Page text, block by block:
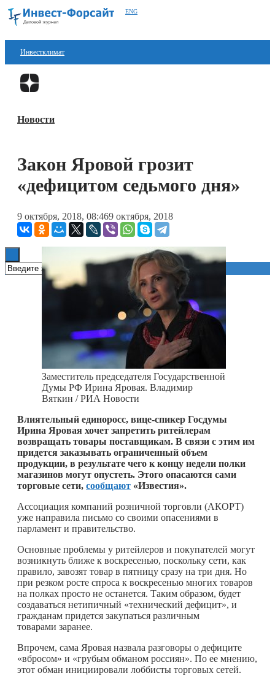
ENG
Инвестклимат
Финансы
Блокчейн
Книги
Новости
Закон Яровой грозит
«дефицитом седьмого дня»
9 октября, 2018, 08:469 октября, 2018
Заместитель председателя Государственной
Думы РФ Ирина Яровая. Владимир
Вяткин / РИА Новости
Влиятельный единоросс, вице-спикер Госдумы
Ирина Яровая хочет запретить ритейлерам
возвращать товары поставщикам. В связи с этим им
придется заказывать ограниченный объем
продукции, в результате чего к концу недели полки
магазинов могут опустеть. Этого опасаются сами
торговые сети, сообщают «Известия».
Ассоциация компаний розничной торговли (АКОРТ)
уже направила письмо со своими опасениями в
парламент и правительство.
Основные проблемы у ритейлеров и покупателей могут
возникнуть ближе к воскресенью, поскольку сети, как
правило, завозят товар в пятницу сразу на три дня. Но
при резком росте спроса к воскресенью многих товаров
на полках просто не останется. Таким образом, будет
создаваться нетипичный «технический дефицит», и
гражданам придется закупаться различным
товарами заранее.
Впрочем, сама Яровая назвала разговоры о дефиците
«вбросом» и «грубым обманом россиян». По ее мнению,
этот обман инициировали лоббисты торговых сетей.